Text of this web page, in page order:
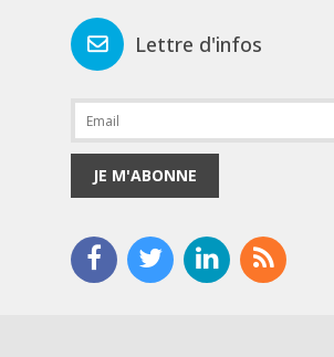
Lettre d'infos
JE M'ABONNE